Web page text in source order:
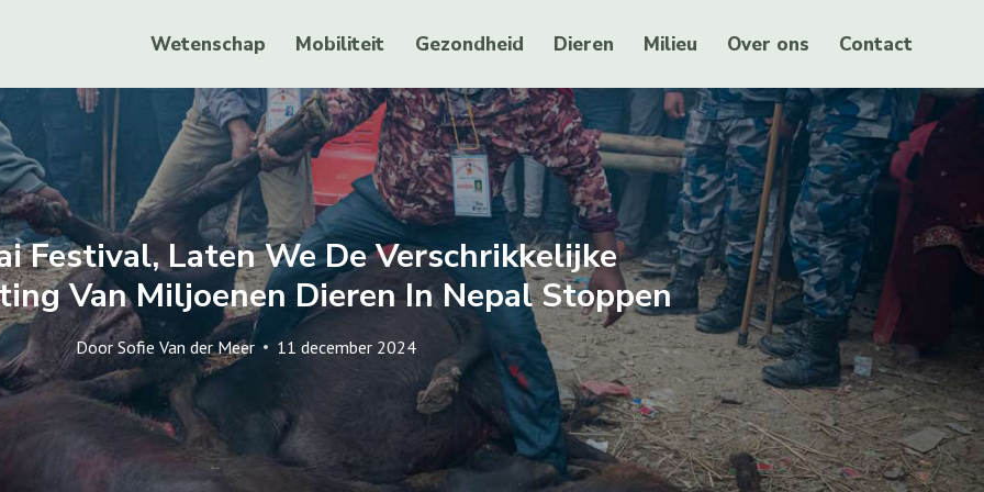
Wetenschap Mobiliteit Gezondheid Dieren Milieu Over ons Contact
Festival, Laten We De Verschrikkelijke
Van Miljoenen Dieren In Nepal Stoppen
DoorSofie Van der Meer 11 december 2024